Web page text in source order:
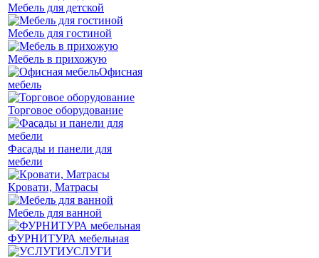
Мебель для детской
Мебель для гостиной
Мебель в прихожую
Офисная
мебель
Торговое оборудование
Фасады и панели для
мебели
Кровати, Матрасы
Мебель для ванной
ФУРНИТУРА мебельная
УСЛУГИ